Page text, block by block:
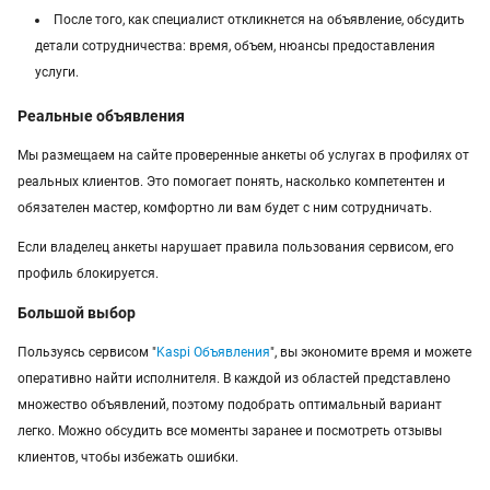
После того, как специалист откликнется на объявление, обсудить
детали сотрудничества: время, объем, нюансы предоставления
услуги.
Реальные объявления
Мы размещаем на сайте проверенные анкеты об услугах в профилях от
реальных клиентов. Это помогает понять, насколько компетентен и
обязателен мастер, комфортно ли вам будет с ним сотрудничать.
Если владелец анкеты нарушает правила пользования сервисом, его
профиль блокируется.
Большой выбор
Пользуясь сервисом "Kaspi Объявления", вы экономите время и можете
оперативно найти исполнителя. В каждой из областей представлено
множество объявлений, поэтому подобрать оптимальный вариант
легко. Можно обсудить все моменты заранее и посмотреть отзывы
клиентов, чтобы избежать ошибки.